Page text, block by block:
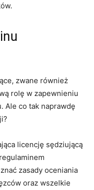
zwane również‌
rolę​ w‌ zapewnieniu
Ale co tak naprawdę
licencję ⁤sędziującą
zasady oceniania
oraz wszelkie